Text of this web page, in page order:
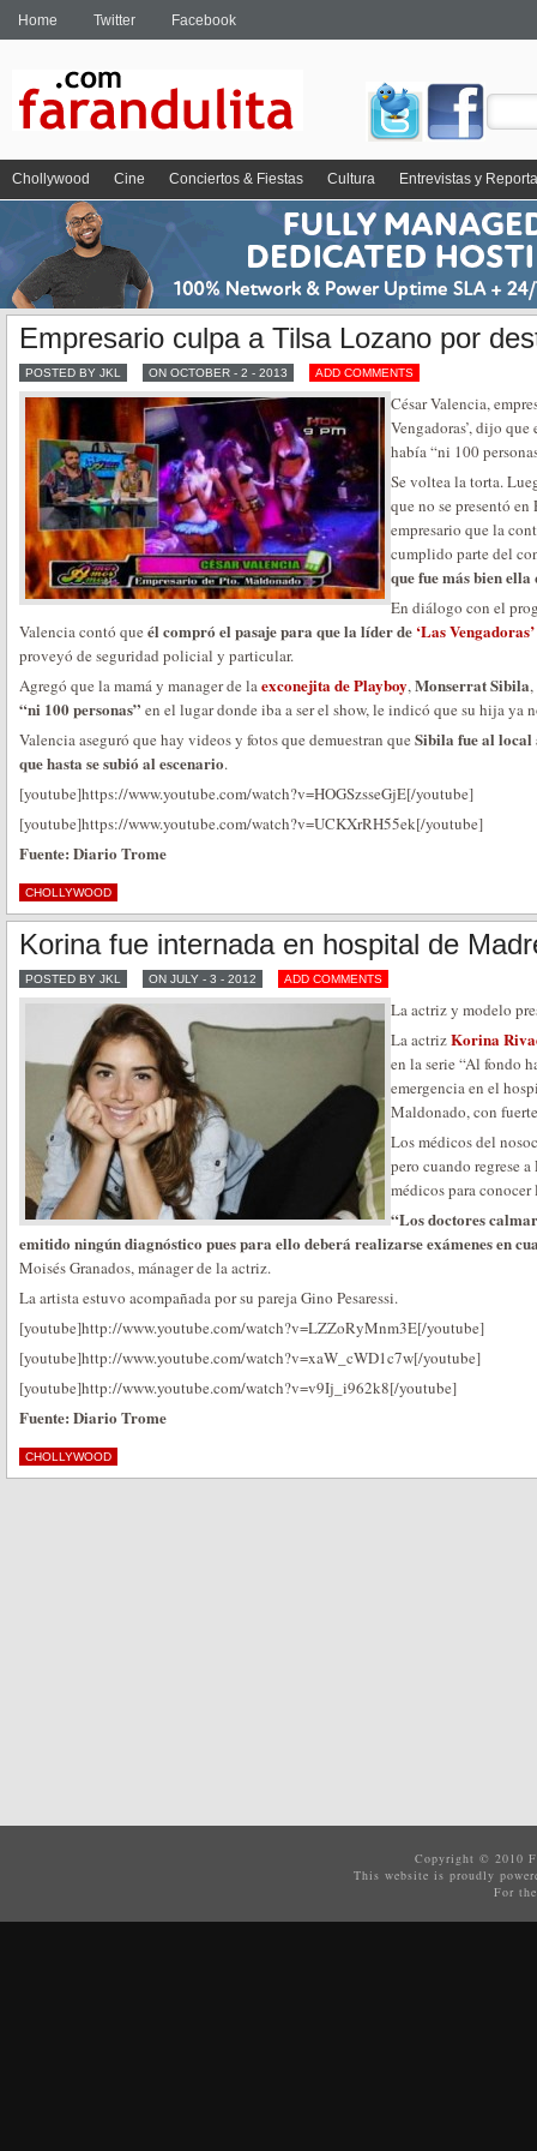
Home Twitter Facebook
Chollywood Cine Conciertos & Fiestas Cultura Entrevistas y
Empresario culpa a Tilsa Lozano por
POSTED BY JKL ON OCTOBER - 2 - 2013 ADD COMMENTS
César Valencia,
Vengadoras’, dijo
había “ni 100
Se voltea la torta.
que no se presentó
empresario que la
cumplido parte del
que fue más bien
En diálogo con el
Valencia contó que él compró el pasaje para que la líder de ‘Las Vengadoras’
proveyó de seguridad policial y particular.
Agregó que la mamá y manager de laexconejita de Playboy,Monserrat Sibila
“ni 100 personas” en el lugar donde iba a ser el show, le indicó que su hija ya
Valencia aseguró que hay videos y fotos que demuestran que Sibila fue al local
que hasta se subió al escenario.
[youtube]https://www.youtube.com/watch?v=HOGSzsseGjE[/youtube]
[youtube]https://www.youtube.com/watch?v=UCKXrRH55ek[/youtube]
Fuente: Diario Trome
CHOLLYWOOD
Korina fue internada en hospital de
POSTED BY JKL ON JULY - 3 - 2012 ADD COMMENTS
La actriz y modelo
La actrizKorina
en la serie “Al fondo
emergencia en el
Maldonado, con
Los médicos del
pero cuando regrese
médicos para conocer
“Los doctores
emitido ningún diagnóstico pues para ello deberá realizarse exámenes en
Moisés Granados, mánager de la actriz.
La artista estuvo acompañada por su pareja Gino Pesaressi.
[youtube]http://www.youtube.com/watch?v=LZZoRyMnm3E[/youtube]
[youtube]http://www.youtube.com/watch?v=xaW_cWD1c7w[/youtube]
[youtube]http://www.youtube.com/watch?v=v9Ij_i962k8[/youtube]
Fuente: Diario Trome
CHOLLYWOOD
Copyright © 2010
This website is proudly
For